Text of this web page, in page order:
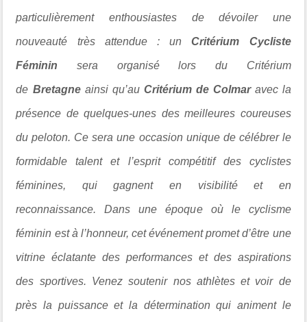
particulièrement enthousiastes de dévoiler une
nouveauté très attendue : unCritérium Cycliste
Féminin sera organisé lors du Critérium
de Bretagne ainsi qu’au Critérium de Colmaravec la
présence de quelques-unes des meilleures coureuses
du peloton. Ce sera une occasion unique de célébrer le
formidable talent et l’esprit compétitif des cyclistes
féminines, qui gagnent en visibilité et en
reconnaissance. Dans une époque où le cyclisme
féminin est à l’honneur, cet événement promet d’être une
vitrine éclatante des performances et des aspirations
des sportives. Venez soutenir nos athlètes et voir de
près la puissance et la détermination qui animent le